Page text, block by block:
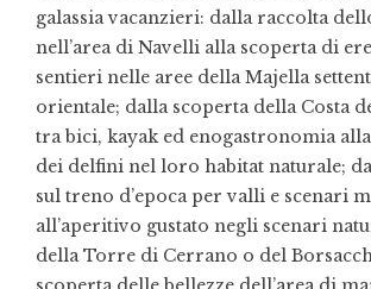
galassia vacanzieri: dalla raccolta
nell’area di Navelli alla scoperta di
sentieri nelle aree della Majella
orientale; dalla scoperta della Costa
tra bici, kayak ed enogastronomia
dei delfini nel loro habitat naturale;
sul treno d’epoca per valli e scenari
all’aperitivo gustato negli scenari
della Torre di Cerrano o del